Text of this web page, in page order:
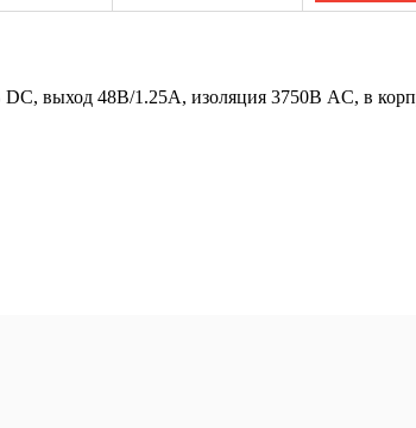
выход 48В/1.25А, изоляция 3750В AC, в